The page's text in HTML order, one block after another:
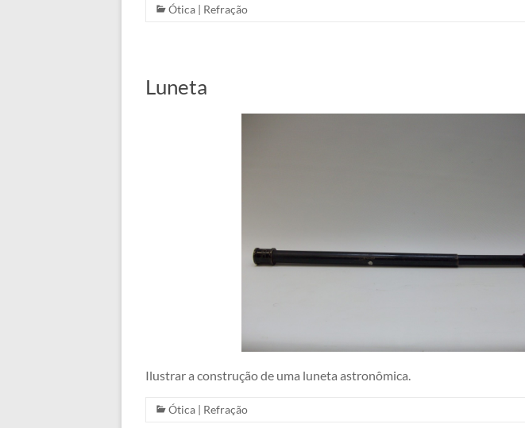
Ótica | Refração
Luneta
Ilustrar a construção de uma luneta astronômica.
Ótica | Refração